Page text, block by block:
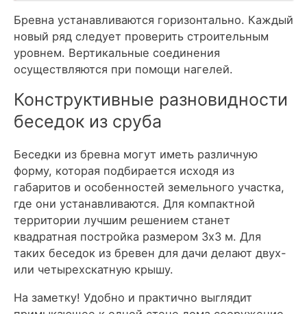
Бревна устанавливаются горизонтально. Каждый
новый ряд следует проверить строительным
уровнем. Вертикальные соединения
осуществляются при помощи нагелей.
Конструктивные разновидности
беседок из сруба
Беседки из бревна могут иметь различную
форму, которая подбирается исходя из
габаритов и особенностей земельного участка,
где они устанавливаются. Для компактной
территории лучшим решением станет
квадратная постройка размером 3х3 м. Для
таких беседок из бревен для дачи делают двух-
или четырехскатную крышу.
На заметку! Удобно и практично выглядит